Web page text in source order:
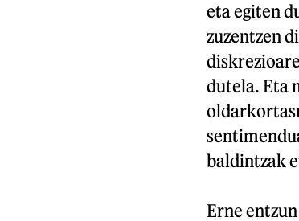
eta egiten
zuzentzen
dutela. Eta
baldintzak
Erne